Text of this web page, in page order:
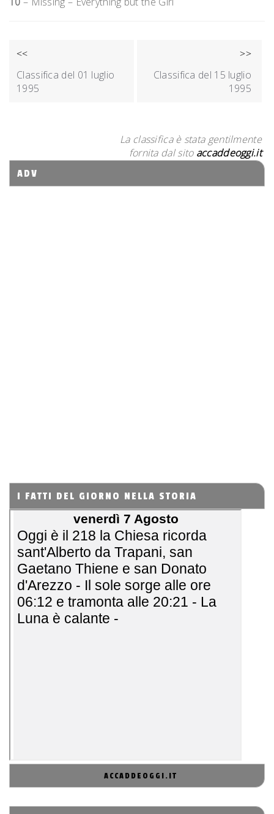
NAVIGAZIONE
ARTICOLI
<<
Classifica del 01 luglio
1995
>>
Classifica del 15 luglio
1995
La classifica è stata gentilmente
fornita dal sito accaddeoggi.it
ADV
I FATTI DEL GIORNO NELLA STORIA
ACCADDEOGGI.IT